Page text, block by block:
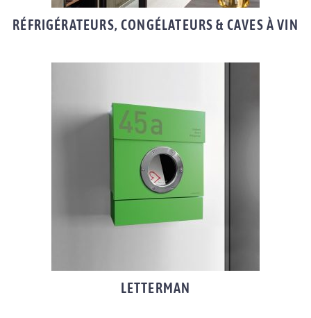
RÉFRIGÉRATEURS, CONGÉLATEURS & CAVES À VIN
LETTERMAN